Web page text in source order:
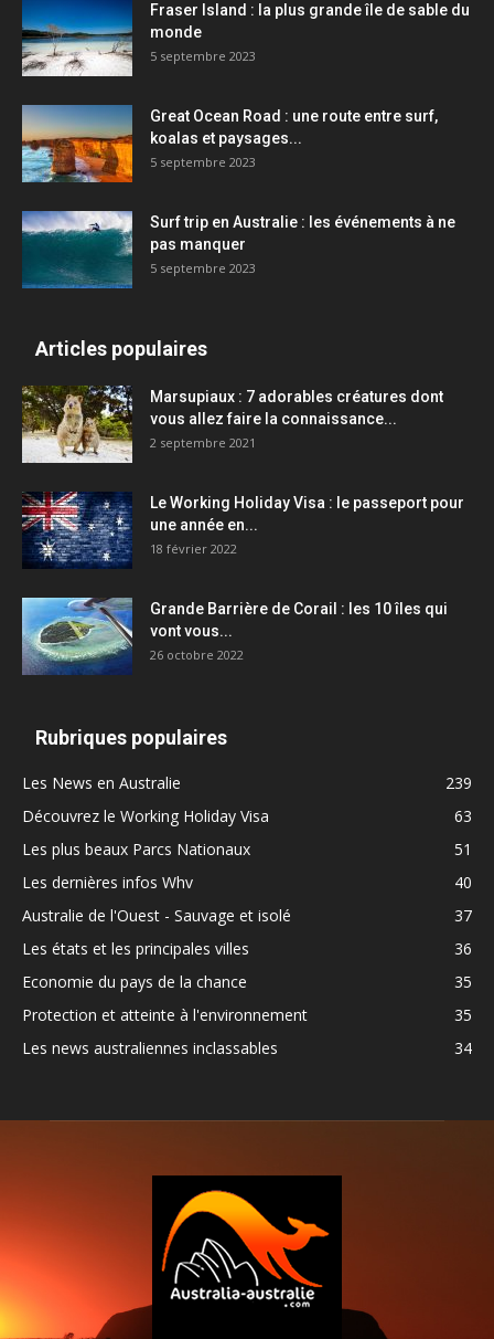
Fraser Island : la plus grande île de sable du
monde
5 septembre 2023
Great Ocean Road : une route entre surf,
koalas et paysages...
5 septembre 2023
Surf trip en Australie : les événements à ne
pas manquer
5 septembre 2023
Articles populaires
Marsupiaux : 7 adorables créatures dont
vous allez faire la connaissance...
2 septembre 2021
Le Working Holiday Visa : le passeport pour
une année en...
18 février 2022
Grande Barrière de Corail : les 10 îles qui
vont vous...
26 octobre 2022
Rubriques populaires
Les News en Australie
239
Découvrez le Working Holiday Visa
63
Les plus beaux Parcs Nationaux
51
Les dernières infos Whv
40
Australie de l'Ouest - Sauvage et isolé
37
Les états et les principales villes
36
Economie du pays de la chance
35
Protection et atteinte à l'environnement
35
Les news australiennes inclassables
34